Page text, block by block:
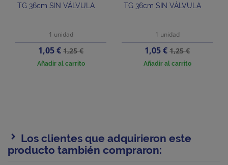
TG 36cm SIN VÁLVULA
1 unidad
Precio
1,05 €Precio
base
1,25 €
Añadir al carrito
TG 36cm SIN VÁLVULA
1 unidad
Precio
1,05 €Precio
base
1,25 €
Añadir al carrito
Los clientes que adquirieron este
producto también compraron: